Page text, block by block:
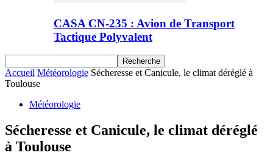
CASA CN-235 : Avion de Transport
Tactique Polyvalent
Accueil Météorologie Sécheresse et Canicule, le climat déréglé à
Toulouse
Météorologie
Sécheresse et Canicule, le climat déréglé
à Toulouse